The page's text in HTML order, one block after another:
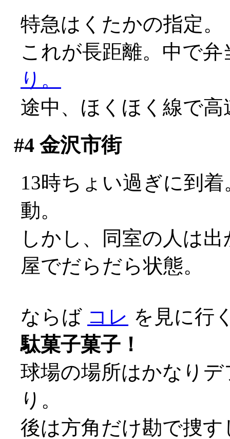
特急はくたかの指定。
これが長距離。中で
り。
途中、ほくほく線で
#4金沢市街
13時ちょい過ぎに到
動。
しかし、同室の人は
屋でだらだら状態。
ならば コレ を見に行
駄菓子菓子！
球場の場所はかなり
り。
後は方角だけ勘で捜